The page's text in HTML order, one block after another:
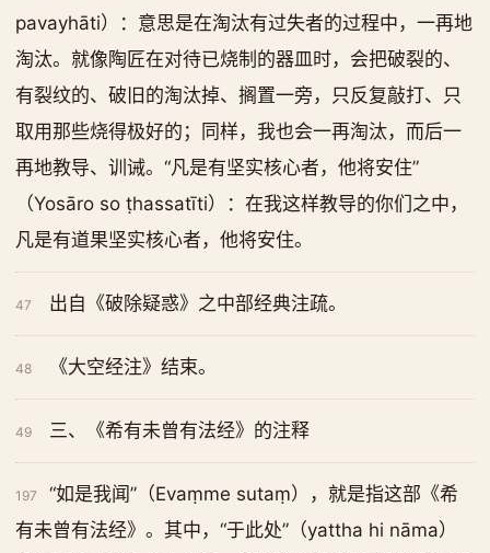
pavayhāti）：意思是在淘汰有过失者的过程中，一再地
淘汰。就像陶匠在对待已烧制的器皿时，会把破裂的、
有裂纹的、破旧的淘汰掉、搁置一旁，只反复敲打、只
取用那些烧得极好的；同样，我也会一再淘汰，而后一
再地教导、训诫。“凡是有坚实核心者，他将安住”
（Yosāro so ṭhassatīti）：在我这样教导的你们之中，
凡是有道果坚实核心者，他将安住。
47 出自《破除疑惑》之中部经典注疏。
48 《大空经注》结束。
49 三、《希有未曾有法经》的注释
197
“如是我闻”（Evaṃme sutaṃ），就是指这部《希
有未曾有法经》。其中，“于此处”（yattha hi nāma）